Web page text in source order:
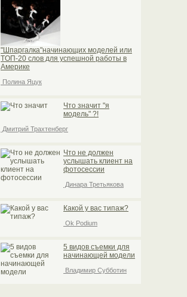
"Шпаргалка"начинающих моделей или
TOП-20 слов для успешной работы в
Америке
Полина Яцук
Что значит "я
модель" ?!
Дмитрий Трахтенберг
Что не должен
услышать клиент на
фотосессии
Динара Третьякова
Какой у вас типаж?
Ok Podium
5 видов съемки для
начинающей модели
Владимир Субботин